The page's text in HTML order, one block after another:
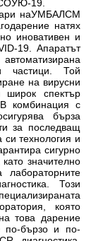
19.
наУМБАЛСМ
натях
иновативен и
19. Апаратът
частици. Той
на вирусни
широк спектър
комбинация с
бърза
за последващ
технология и
сигурно
значително
Този
която
това дарение
бързо и по-